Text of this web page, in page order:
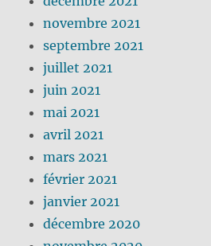
novembre 2021
septembre 2021
juillet 2021
juin 2021
mai 2021
avril 2021
mars 2021
février 2021
janvier 2021
décembre 2020